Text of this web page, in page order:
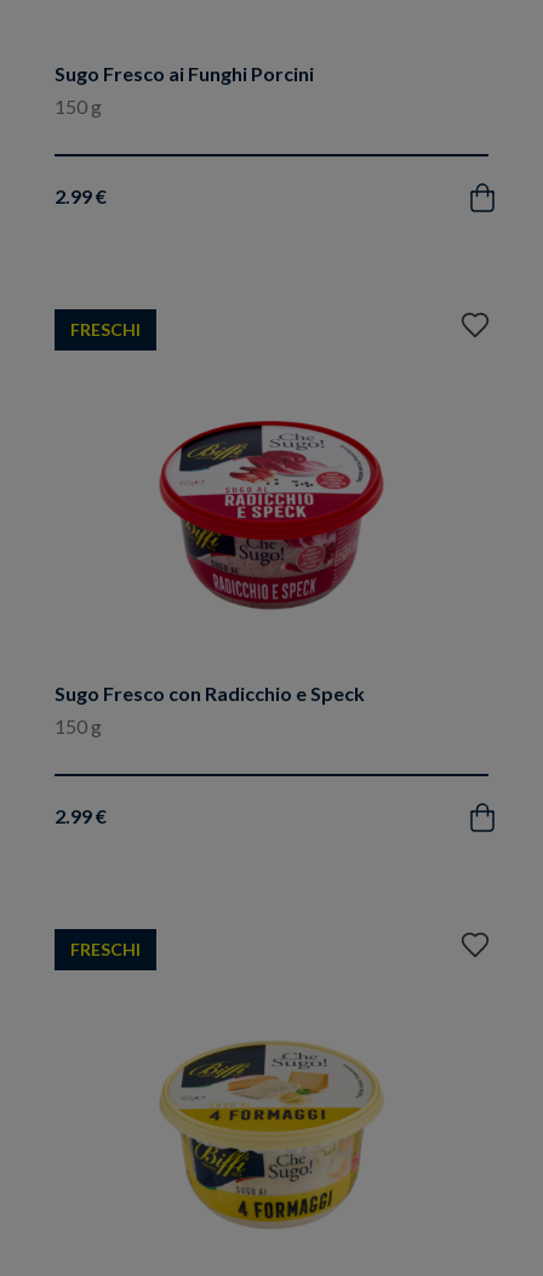
Sugo Fresco ai Funghi Porcini
150 g
2.99 € Acquista
Sugo Fresco con Radicchio e Speck
150 g
2.99 € Acquista
FRESCHI
Aggiungi
FRESCHI
Aggiungi